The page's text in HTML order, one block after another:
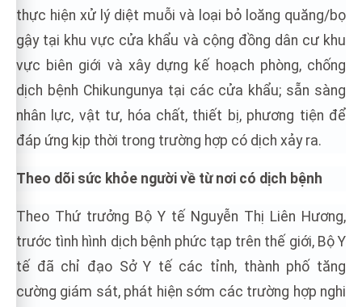
thực hiện xử lý diệt muỗi và loại bỏ loăng quăng/bọ
gậy tại khu vực cửa khẩu và cộng đồng dân cư khu
vực biên giới và xây dựng kế hoạch phòng, chống
dịch bệnh Chikungunya tại các cửa khẩu; sẵn sàng
nhân lực, vật tư, hóa chất, thiết bị, phương tiện để
đáp ứng kịp thời trong trường hợp có dịch xảy ra.
Theo dõi sức khỏe người về từ nơi có dịch bệnh
Theo Thứ trưởng Bộ Y tế Nguyễn Thị Liên Hương,
trước tình hình dịch bệnh phức tạp trên thế giới, Bộ Y
tế đã chỉ đạo Sở Y tế các tỉnh, thành phố tăng
cường giám sát, phát hiện sớm các trường hợp nghi